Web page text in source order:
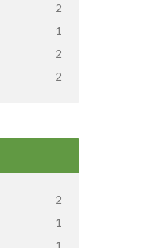
2
1
2
2
2
1
1